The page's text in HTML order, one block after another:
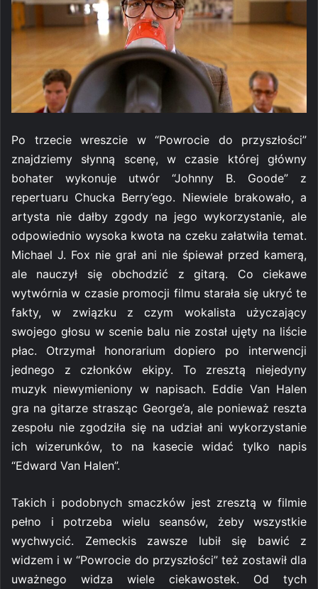
Po trzecie wreszcie w “Powrocie do przyszłości”
znajdziemy słynną scenę, w czasie której główny
bohater wykonuje utwór “Johnny B. Goode” z
repertuaru Chucka Berry’ego. Niewiele brakowało, a
artysta nie dałby zgody na jego wykorzystanie, ale
odpowiednio wysoka kwota na czeku załatwiła temat.
Michael J. Fox nie grał ani nie śpiewał przed kamerą,
ale nauczył się obchodzić z gitarą. Co ciekawe
wytwórnia w czasie promocji filmu starała się ukryć te
fakty, w związku z czym wokalista użyczający
swojego głosu w scenie balu nie został ujęty na liście
płac. Otrzymał honorarium dopiero po interwencji
jednego z członków ekipy. To zresztą niejedyny
muzyk niewymieniony w napisach. Eddie Van Halen
gra na gitarze strasząc George’a, ale ponieważ reszta
zespołu nie zgodziła się na udział ani wykorzystanie
ich wizerunków, to na kasecie widać tylko napis
“Edward Van Halen”.
Takich i podobnych smaczków jest zresztą w filmie
pełno i potrzeba wielu seansów, żeby wszystkie
wychwycić. Zemeckis zawsze lubił się bawić z
widzem i w “Powrocie do przyszłości” też zostawił dla
uważnego widza wiele ciekawostek. Od tych